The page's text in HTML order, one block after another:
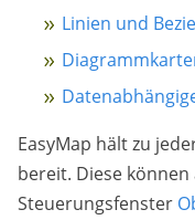
Linien und
EasyMap hält zu
bereit. Diese
Steuerungsfenster